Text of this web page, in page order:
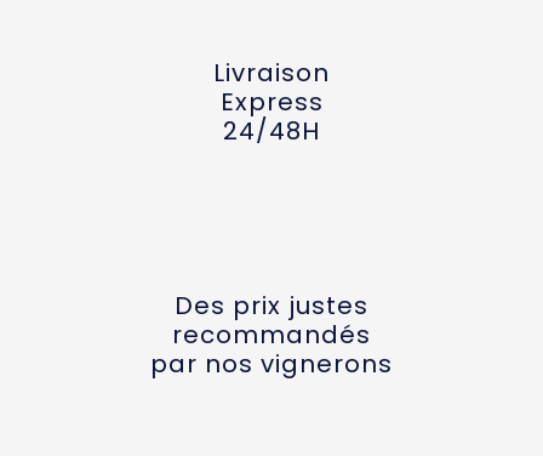
Livraison
Express
24/48H
Des prix justes
recommandés
par nos vignerons